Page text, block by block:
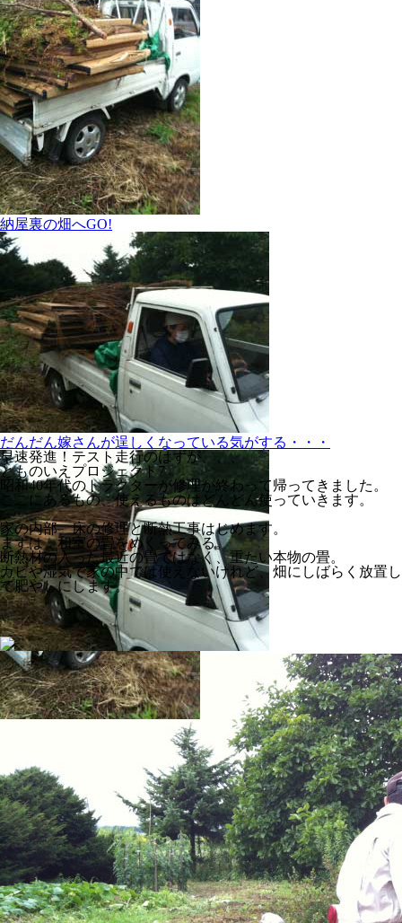
納屋裏の畑へGO!
だんだん嫁さんが逞しくなっている気がする・・・
早速発進！テスト走行のはずが、、、
とものいえプロジェクト7
昭和40年代のトラクターが修理が終わって帰ってきました。
ここにあるもの、使えるものはどんどん使っていきます。
家の内部、床の修理と断熱工事はじめます。
まずは．和室の畳をめくってみる。
断熱材の入った最近の畳ではなく、重たい本物の畳。
カビや湿気で家の中では使えないけれど、畑にしばらく放置し
て肥やしにします。